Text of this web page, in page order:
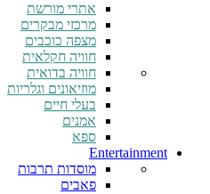
אתרי מורשת
מרכזי מבקרים
מצפה כוכבים
חוויה חקלאית
חוויה בדואית
מוזיאונים וגלריות
בעלי חיים
אמנים
ספא
Entertainment
מוסדות תרבות
פאבים